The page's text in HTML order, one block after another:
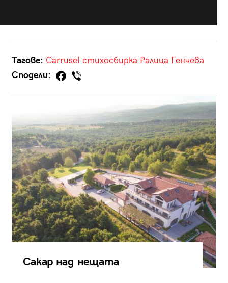
Тагове: Carrusel стихосбирка Ралица Генчева
Сподели:
Сакар над нещата